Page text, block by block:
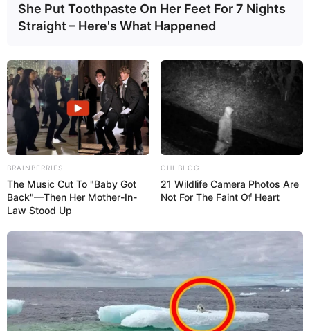
She Put Toothpaste On Her Feet For 7 Nights
Straight – Here's What Happened
BRAINBERRIES
The Music Cut To "Baby Got
Back"—Then Her Mother-In-
Law Stood Up
OHI BLOG
21 Wildlife Camera Photos Are
Not For The Faint Of Heart